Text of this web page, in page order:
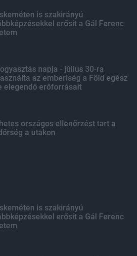
is szakirányú
erősít a Gál Ferenc
napja - július 30-ra
az emberiség a Föld egész
elegendő erőforrásait
országos ellenőrzést tart a
a utakon
is szakirányú
erősít a Gál Ferenc